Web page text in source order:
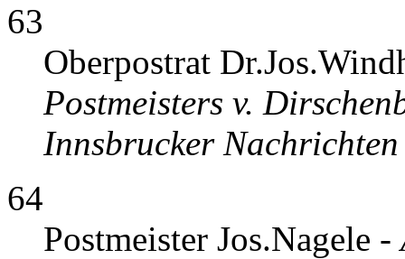
63
Oberpostrat
Postmeisters v.
Innsbrucker
64
Postmeister Jos.Nagele -